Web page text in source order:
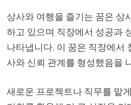
상사와 여행을 즐기는 꿈은 상
하고 있으며 직장에서 성공과
나타냅니다. 이 꿈은 직장에서
사와 신뢰 관계를 형성했음을
새로운 프로젝트나 직무를 맡